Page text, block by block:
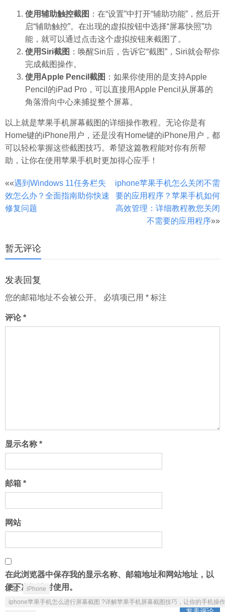
使用辅助触控截图 ：在“设置”中打开“辅助功能”，然后开
启“辅助触控”。在出现的虚拟按钮中选择“屏幕快照”功
能，就可以通过点击这个虚拟按钮来截图了。
使用Siri截图 ：唤醒Siri后，告诉它“截图”，Siri就会帮你
完成截图操作。
使用Apple Pencil截图 ：如果你使用的是支持Apple
Pencil的iPad Pro，可以直接用Apple Pencil从屏幕的
角落滑向中心来捕捉整个屏幕。
以上就是苹果手机屏幕截图的详细操作教程。无论你是有
Home键的iPhone用户，还是没有Home键的iPhone用户，都
可以轻松掌握这些截图技巧。希望这篇教程能对你有所帮
助，让你在使用苹果手机时更加得心应手！
标签: iPhone
iphone苹果手机怎么进行屏幕截图 ?详解苹果手机屏幕截图技巧，让你的手机操
文
章
««遇到Windows 11任务栏失
效怎么办？全面指南助你快速
修复问题
iphone苹果手机怎么关闭不需
要的应用程序？苹果手机如何
高效管理：详细教程教您关闭
不需要的应用程序»»
暂无评论
发表回复
您的邮箱地址不会被公开。 必填项已用 * 标注
评论*
显示名称 *
邮箱 *
网站
在此浏览器中保存我的显示名称、邮箱地址和网站地址，以
便下次评论时使用。